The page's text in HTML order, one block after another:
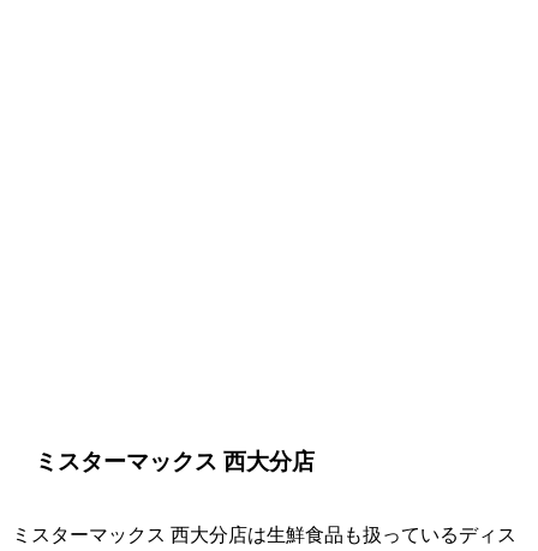
ミスターマックス 西大分店
ミスターマックス 西大分店は生鮮食品も扱っているディス